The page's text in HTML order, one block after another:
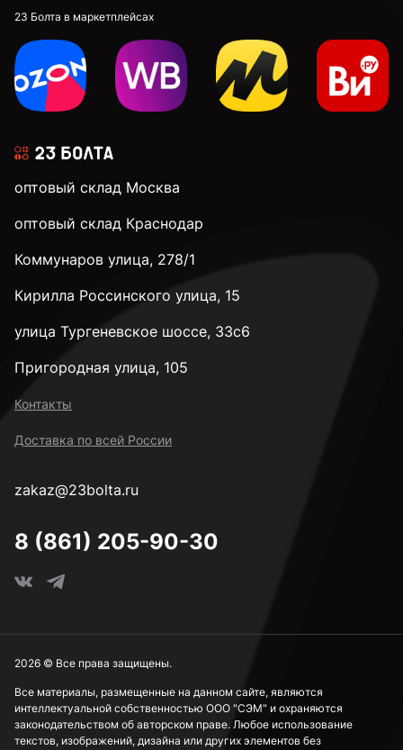
23 Болта в маркетплейсах
оптовый склад Москва
оптовый склад Краснодар
Коммунаров улица, 278/1
Кирилла Россинского улица, 15
улица Тургеневское шоссе, 33с6
Пригородная улица, 105
Контакты
Доставка по всей России
zakaz@23bolta.ru
8 (861) 205-90-30
Все материалы, размещенные на данном сайте, являются
интеллектуальной собственностью ООО "СЭМ" и охраняются
законодательством об авторском праве. Любое использование
текстов, изображений, дизайна или других элементов без
2026 © Все права защищены.